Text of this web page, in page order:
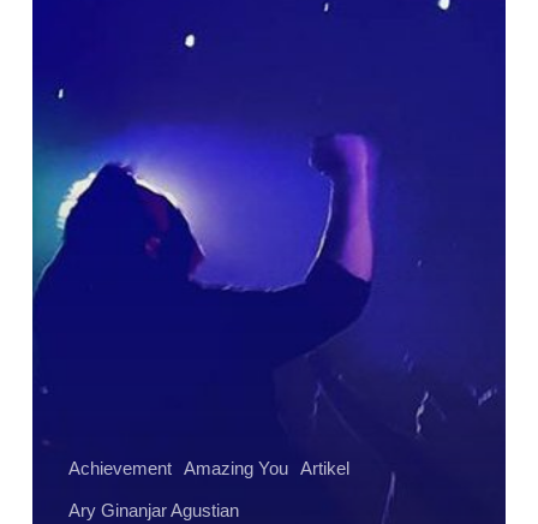
dan
Bagaimana
Cara
Mengubahnya
Achievement Amazing You Artikel
Ary Ginanjar Agustian